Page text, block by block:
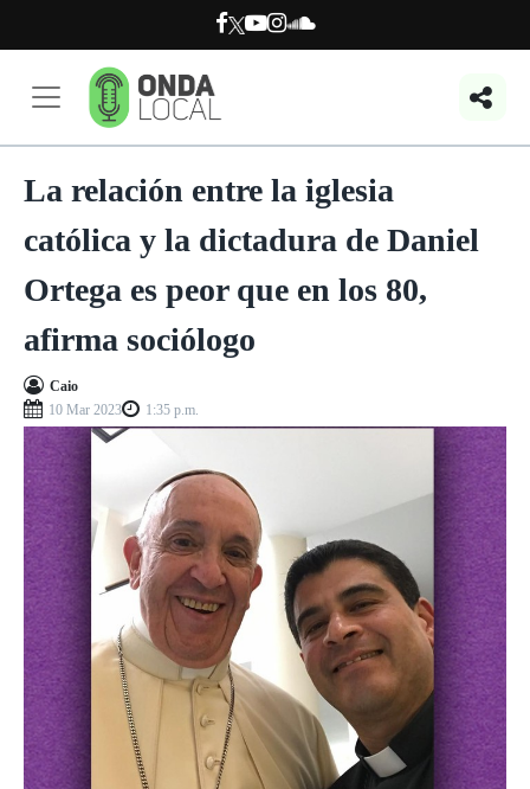
La relación entre la iglesia
católica y la dictadura de Daniel
Ortega es peor que en los 80,
afirma sociólogo
Caio
10 Mar 2023
1:35 p.m.